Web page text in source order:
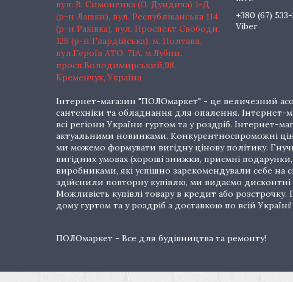
вул. В. Симоненка (О. Дундича) 1-Д
(р-н Лашки), вул. Республіканська 114
(р-н Раківка), вул. Проспект Свободи,
126 (р-н Гвардійська), м. Полтава,
вул.Героїв АТО, 71А, м.Лубни,
просп.Володимирський,98,
Кременчук, Україна
+380 (67)
Viber
Інтернет-магазин "ПОЛОмаркет" - це величезний
сантехніки та обладнання для опалення. Інтернет-
всі регіони України гуртом та у роздріб.
актуальними новинками. Конкурентноспроможні
ми можемо формувати вигідну цінову політику.
вигідних умовах (хороші знижки, приємні
виробниками, які успішно зарекомендували себе на
здійснили повторну купівлю, ми видаємо
Можливість купівлі товару в кредит або
дому гуртом та у роздріб з доставкою по всій Україні!
ПОЛОмаркет - Все для будівництва та ремонту!